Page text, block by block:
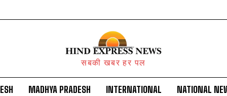
सबकी खबर हर पल
MADHYA PRADESH INTERNATIONAL NATIONAL